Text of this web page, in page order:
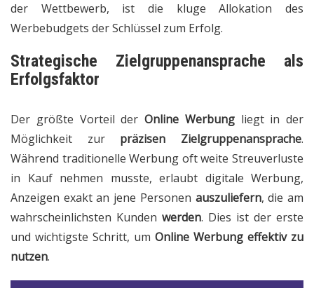
der Wettbewerb, ist die kluge Allokation des
Werbebudgets der Schlüssel zum Erfolg.
Strategische Zielgruppenansprache als
Erfolgsfaktor
Der größte Vorteil der Online Werbungliegt in der
Möglichkeit zur präzisen Zielgruppenansprache.
Während traditionelle Werbung oft weite Streuverluste
in Kauf nehmen musste, erlaubt digitale Werbung,
Anzeigen exakt an jene Personen auszuliefern, die am
wahrscheinlichsten Kunden werden. Dies ist der erste
und wichtigste Schritt, um Online Werbung effektiv zu
nutzen.